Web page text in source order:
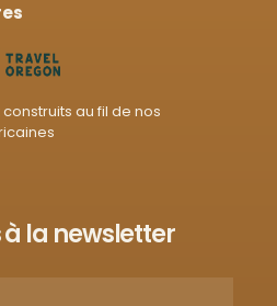
au fil de nos
la newsletter